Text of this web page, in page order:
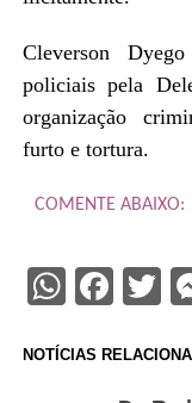
Cleverson
policiais pela
organização
furto e tortura.
COMENTE ABAIXO:
NOTÍCIAS